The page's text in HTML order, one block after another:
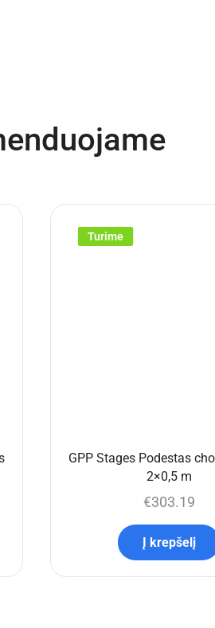
Turime
GPP Stages Podestas
2×0,5 m
€303.19
Į krepšelį